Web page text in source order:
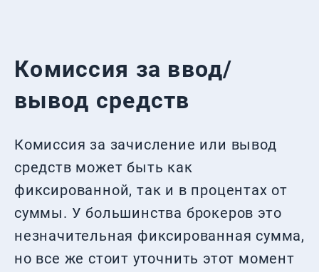
Комиссия за ввод/
вывод средств
Комиссия за зачисление или вывод
средств может быть как
фиксированной, так и в процентах от
суммы. У большинства брокеров это
незначительная фиксированная сумма,
но все же стоит уточнить этот момент